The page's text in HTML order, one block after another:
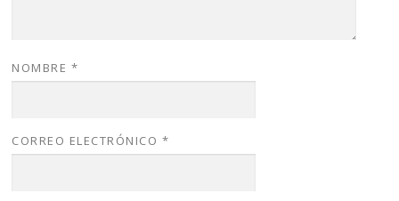
NOMBRE *
CORREO ELECTRÓNICO *